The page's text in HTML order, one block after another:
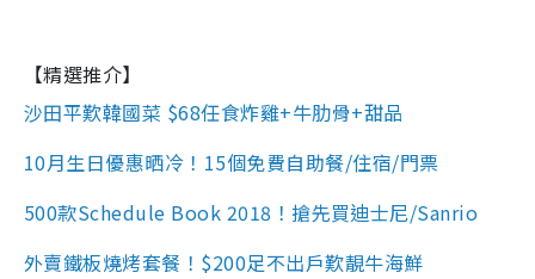
【精選推介】
沙田平歎韓國菜 $68任食炸雞+牛肋骨+甜品
10月生日優惠晒冷！15個免費自助餐/住宿/門票
500款Schedule Book 2018！搶先買迪士尼/Sanrio
外賣鐵板燒烤套餐！$200足不出戶歎靚牛海鮮